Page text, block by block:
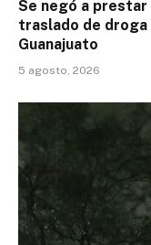
Se negó a
traslado de droga
Guanajuato
5 agosto, 2026